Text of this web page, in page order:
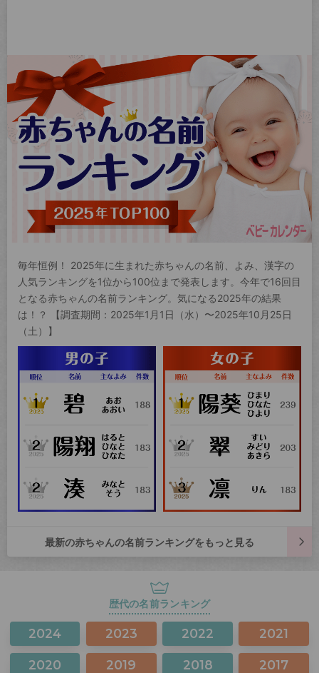
毎年恒例！ 2025年に生まれた赤ちゃんの名前、よみ、漢字の
人気ランキングを1位から100位まで発表します。今年で16回目
となる赤ちゃんの名前ランキング。気になる2025年の結果
は！？ 【調査期間：2025年1月1日（水）〜2025年10月25日
（土）】
最新の赤ちゃんの名前ランキングをもっと見る
歴代の名前ランキング
2024 2023 2022 2021
2020 2019 2018 2017